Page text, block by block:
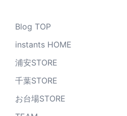
Blog TOP
instants HOME
浦安STORE
千葉STORE
お台場STORE